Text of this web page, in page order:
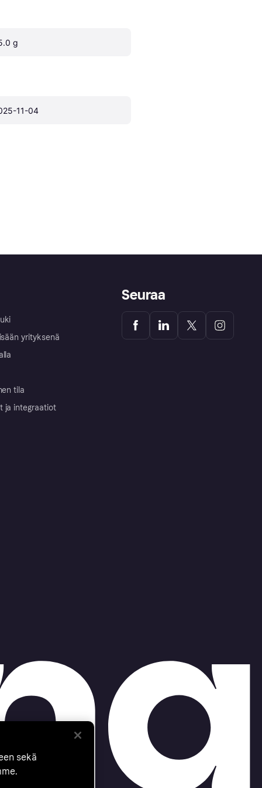
g
11-04
yrityksenä
tila
ja integraatiot
Seuraa
sekä